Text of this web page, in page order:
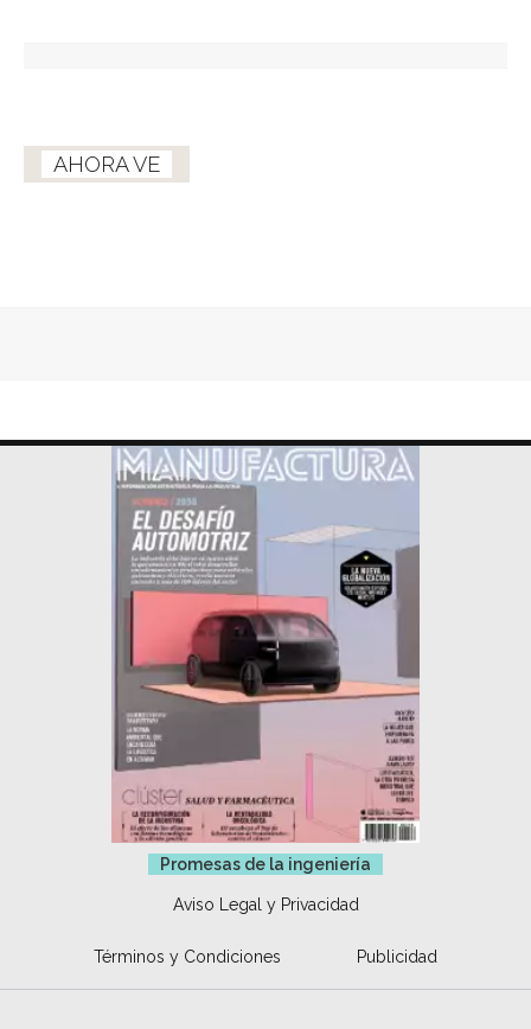
AHORA VE
Promesas de la ingeniería
Aviso Legal y Privacidad
Términos y Condiciones Publicidad